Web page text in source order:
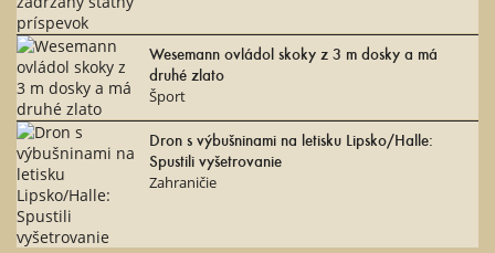
Wesemann ovládol skoky z 3 m dosky a má
druhé zlato
Šport
Dron s výbušninami na letisku Lipsko/Halle:
Spustili vyšetrovanie
Zahraničie